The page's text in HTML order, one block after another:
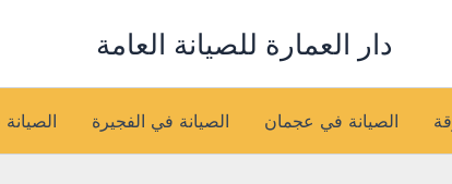
دار العمارة للصيانة العامة
الصيانة في عجمان الصيانة في الفجيرة